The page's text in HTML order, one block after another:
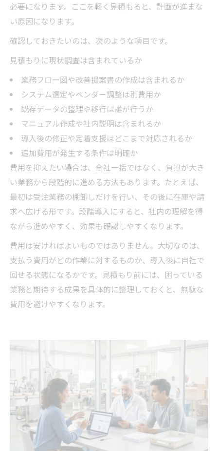
必要になります。ここを軽く見積もると、計画が進まな
い原因になります。
確認しておきたいのは、次のような項目です。
見積もりに現状調査は含まれているか
業務フロー図や改善提案書の作成は含まれるか
システム選定やベンダー調整は別費用か
既存データの整理や移行は誰が行うか
マニュアル作成や社内説明は含まれるか
導入後の修正や定着支援はどこまで対応されるか
追加費用が発生する条件は明確か
費用を抑えたい場合は、全社一括ではなく、負担が大き
い業務から段階的に進める方法もあります。たとえば、
最初は受注業務の棚卸しだけを行い、その後に在庫や請
求へ広げる形です。段階導入にすると、社内の理解を得
ながら進めやすく、効果も確認しやすくなります。
費用は安ければよいものではありません。大切なのは、
支払う費用がどの作業に対するものか、導入後に自社で
回せる状態になるかです。見積もり前には、困っている
業務と期待する成果を具体的に整理しておくと、無駄な
費用を避けやすくなります。